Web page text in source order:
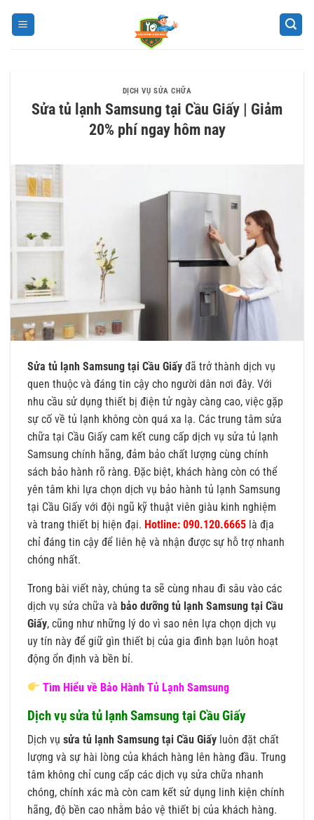
DỊCH VỤ SỬA CHỮA
Sửa tủ lạnh Samsung tại Cầu Giấy | Giảm
20% phí ngay hôm nay
Sửa tủ lạnh Samsung tại Cầu Giấy đã trở thành dịch vụ
quen thuộc và đáng tin cậy cho người dân nơi đây. Với
nhu cầu sử dụng thiết bị điện tử ngày càng cao, việc gặp
sự cố về tủ lạnh không còn quá xa lạ. Các trung tâm sửa
chữa tại Cầu Giấy cam kết cung cấp dịch vụ sửa tủ lạnh
Samsung chính hãng, đảm bảo chất lượng cùng chính
sách bảo hành rõ ràng. Đặc biệt, khách hàng còn có thể
yên tâm khi lựa chọn dịch vụ bảo hành tủ lạnh Samsung
tại Cầu Giấy với đội ngũ kỹ thuật viên giàu kinh nghiệm
và trang thiết bị hiện đại. Hotline: 090.120.6665 là địa
chỉ đáng tin cậy để liên hệ và nhận được sự hỗ trợ nhanh
chóng nhất.
Trong bài viết này, chúng ta sẽ cùng nhau đi sâu vào các
dịch vụ sửa chữa và bảo dưỡng tủ lạnh Samsung tại Cầu
Giấy, cũng như những lý do vì sao nên lựa chọn dịch vụ
uy tín này để giữ gìn thiết bị của gia đình bạn luôn hoạt
động ổn định và bền bỉ.
Tìm Hiểu về Bảo Hành Tủ Lạnh Samsung
Dịch vụ sửa tủ lạnh Samsung tại Cầu Giấy
Dịch vụ sửa tủ lạnh Samsung tại Cầu Giấy luôn đặt chất
lượng và sự hài lòng của khách hàng lên hàng đầu. Trung
tâm không chỉ cung cấp các dịch vụ sửa chữa nhanh
chóng, chính xác mà còn cam kết sử dụng linh kiện chính
hãng, độ bền cao nhằm bảo vệ thiết bị của khách hàng.